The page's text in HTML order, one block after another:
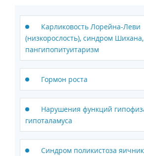
Карликовость Лорейна-Леви
(низкорослость), синдром Шихана,
пангипопитуитаризм
Гормон роста
Нарушения функций
гипоталамуса
Синдром поликистоза